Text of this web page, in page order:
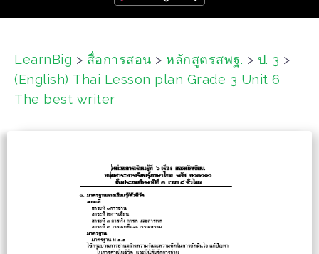
n
LearnBig > สื่อการสอน > หลักสูตรสพฐ. > ป. 3 >
(English) Thai Lesson plan Grade 3 Unit 6
The best writer